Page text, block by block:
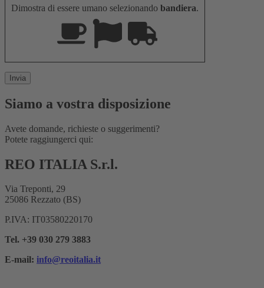
Dimostra di essere umano selezionando bandiera.
Siamo a vostra disposizione
Avete domande, richieste o suggerimenti?
Potete raggiungerci qui:
REO ITALIA S.r.l.
Via Treponti, 29
25086 Rezzato (BS)
P.IVA: IT03580220170
Tel. +39 030 279 3883
E-mail: info@reoitalia.it